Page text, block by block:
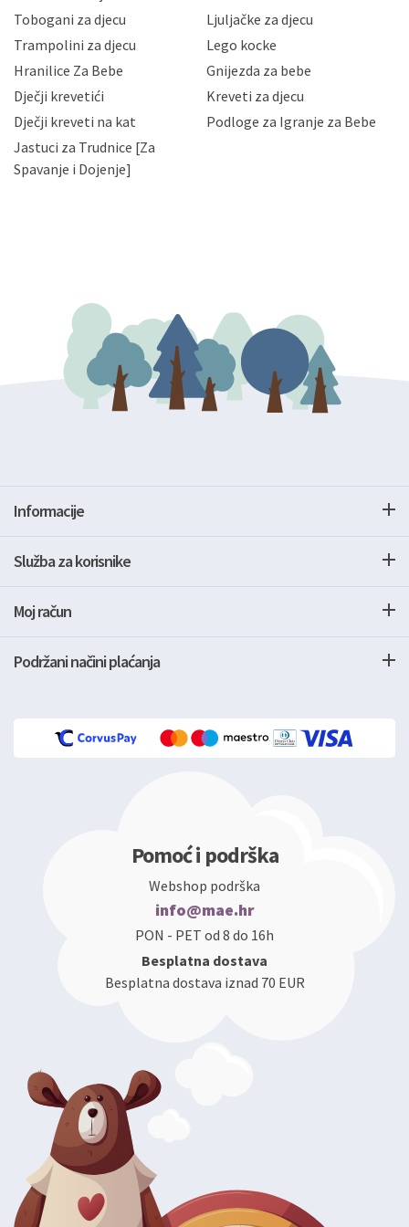
Vaših osobnih podataka te omogućava pristup i
priopćavanje osobnih podataka samo onim svojim
zaposlenicima kojima su isti potrebni radi provedbe
slučajevima koji su dozvoljeni zakonima. Napominjemo
da možete u svako doba, u potpunosti ili djelomice,
zatražiti prestanak aktivnosti obrade Vaših osobnih
podataka. Opoziv privole možete podnijeti poštom na
gore navedenu adresu ili e-mailom na adresu:
Tobogani za djecu
Ljuljačke za djecu
Trampolini za djecu
Lego kocke
Hranilice Za Bebe
Gnijezda za bebe
Dječji krevetići
Kreveti za djecu
Dječji kreveti na kat
Podloge za Igranje za Bebe
Jastuci za Trudnice [Za
Spavanje i Dojenje]
Informacije
Služba za korisnike
Moj račun
Podržani načini plaćanja
Pomoć i podrška
Webshop podrška
info@mae.hr
PON - PET od 8 do 16h
Besplatna dostava
Besplatna dostava iznad 70 EUR